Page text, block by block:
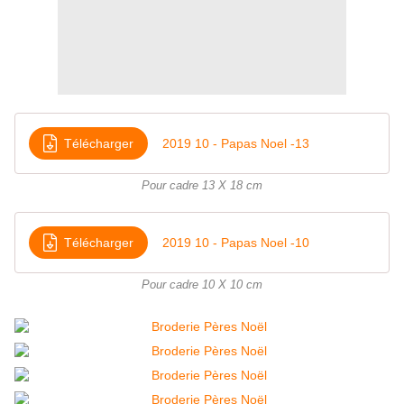
Télécharger 2019 10 - Papas Noel -13
Pour cadre 13 X 18 cm
Télécharger 2019 10 - Papas Noel -10
Pour cadre 10 X 10 cm